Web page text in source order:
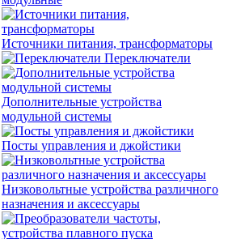
Источники питания, трансформаторы
Переключатели
Дополнительные устройства
модульной системы
Посты управления и джойстики
Низковольтные устройства различного
назначения и аксессуары